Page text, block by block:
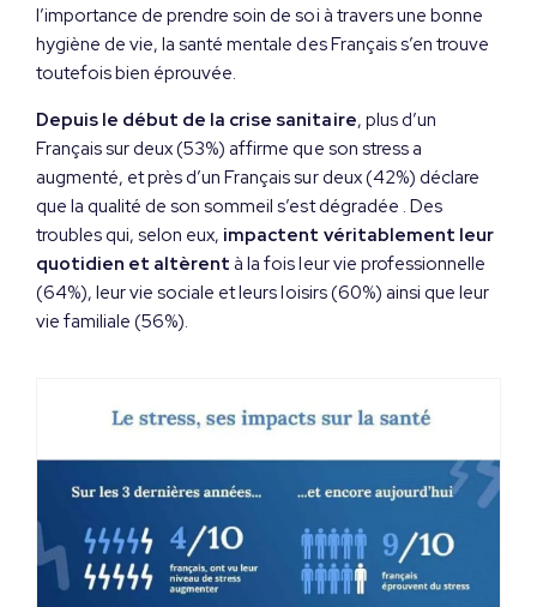
l’importance de prendre soin de soi à travers une bonne
hygiène de vie, la santé mentale des Français s’en trouve
toutefois bien éprouvée.
Depuis le début de la crise sanitaire, plus d’un
Français sur deux (53%) affirme que son stress a
augmenté, et près d’un Français sur deux (42%) déclare
que la qualité de son sommeil s’est dégradée . Des
troubles qui, selon eux, impactent véritablement leur
quotidien et altèrent à la fois leur vie professionnelle
(64%), leur vie sociale et leurs loisirs (60%) ainsi que leur
vie familiale (56%).